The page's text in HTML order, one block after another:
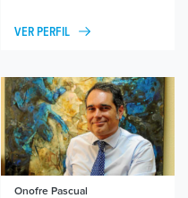
VER PERFIL
Onofre Pascual